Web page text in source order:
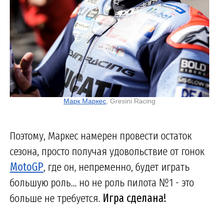
Марк Маркес, Gresini Racing
Поэтому, Маркес намерен провести остаток
сезона, просто получая удовольствие от гонок
MotoGP, где он, непременно, будет играть
большую роль... но не роль пилота №1 - это
больше не требуется. Игра сделана!